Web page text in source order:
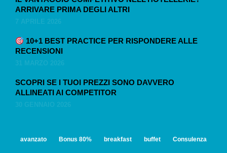
ARRIVARE PRIMA DEGLI ALTRI
7 APRILE 2026
10+1 BEST PRACTICE PER RISPONDERE ALLE
RECENSIONI
31 MARZO 2026
SCOPRI SE I TUOI PREZZI SONO DAVVERO
ALLINEATI AI COMPETITOR
30 GENNAIO 2026
avanzato Bonus 80% breakfast buffet Consulenza